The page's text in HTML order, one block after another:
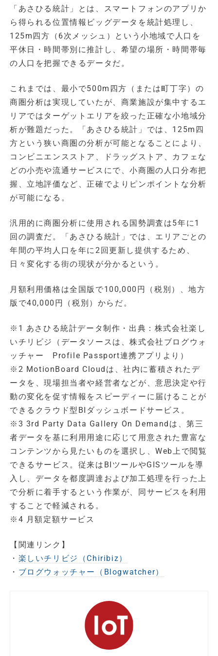
「あさひる統計」とは、スマートフォンのアプリか
ら得られる位置情報ビッグデータを統計処理し、
125m四方（6次メッシュ）という小地域で人口を
平休日・時間帯別に推計し、希望の場所・時間帯毎
の人口を把握できるデータだ。
これまでは、最小で500m四方（または町丁字）の
商圏分析は実現していたが、商業施設が集中するエ
リアではターゲットエリアを絞った正確な小地域分
析が難題だった。「あさひる統計」では、125m四
方という狭い商圏の分析が可能となることにより、
コンビニエンスストア、ドラッグストア、カフェな
どの小売や流通サービスにで、小商圏の人口分布把
握、立地評価など、正確でよりピンポイントな分析
が可能になる。
汎用的に商圏分析に使用される国勢調査は5年に1
回の調査だ。「あさひる統計」では、エリアごとの
年間の平均人口を年に2回更新し提供するため、
日々変化する街の現状が分かるという。
月額利用価格は全国版で100,000円（税別）、地方
版で40,000円（税別）からだ。
※1 あさひる統計データ制作・出典：株式会社楽し
いチリビジ（データソースは、株式会社ブログウォ
ッチャー Profile Passport連携アプリより）
※2 MotionBoard Cloudは、社内に蓄積されたデ
ータを、現場担当者や経営者などが、意思決定や行
動の変化を促す情報をスピーディーに届けることが
できるクラウド型BIダッシュボードサービス。
※3 3rd Party Data Gallery On Demandは、第三
者データを基に利用用途に応じて用意された豊富な
コンテンツから見たいものを選択し、Web上で閲覧
できるサービス。従来はBIツールやGISツールを導
入し、データを都度調達および加工処理を行った上
で分析に着手するという作業が、同サービスを利用
することで軽減される。
※4 月額定額サービス
【関連リンク】
・ 楽しいチリビジ（Chiribiz）
・ ブログウォッチャー（Blogwatcher）